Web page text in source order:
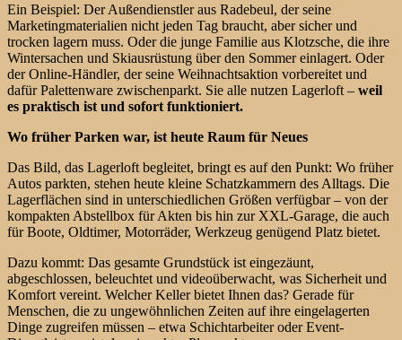
Ein Beispiel: Der Außendienstler aus Radebeul, der seine
Marketingmaterialien nicht jeden Tag braucht, aber sicher und
trocken lagern muss. Oder die junge Familie aus Klotzsche, die ihre
Wintersachen und Skiausrüstung über den Sommer einlagert. Oder
der Online-Händler, der seine Weihnachtsaktion vorbereitet und
dafür Palettenware zwischenparkt. Sie alle nutzen Lagerloft – weil
es praktisch ist und sofort funktioniert.
Wo früher Parken war, ist heute Raum für Neues
Das Bild, das Lagerloft begleitet, bringt es auf den Punkt: Wo früher
Autos parkten, stehen heute kleine Schatzkammern des Alltags. Die
Lagerflächen sind in unterschiedlichen Größen verfügbar – von der
kompakten Abstellbox für Akten bis hin zur XXL-Garage, die auch
für Boote, Oldtimer, Motorräder, Werkzeug genügend Platz bietet.
Dazu kommt: Das gesamte Grundstück ist eingezäunt,
abgeschlossen, beleuchtet und videoüberwacht, was Sicherheit und
Komfort vereint. Welcher Keller bietet Ihnen das? Gerade für
Menschen, die zu ungewöhnlichen Zeiten auf ihre eingelagerten
Dinge zugreifen müssen – etwa Schichtarbeiter oder Event-